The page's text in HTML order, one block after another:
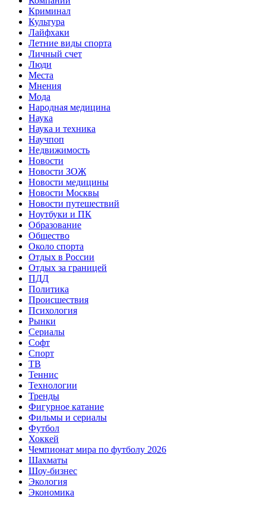
Криминал
Культура
Лайфхаки
Летние виды спорта
Личный счет
Люди
Места
Мнения
Мода
Народная медицина
Наука
Наука и техника
Научпоп
Недвижимость
Новости
Новости ЗОЖ
Новости медицины
Новости Москвы
Новости путешествий
Ноутбуки и ПК
Образование
Общество
Около спорта
Отдых в России
Отдых за границей
ПДД
Политика
Происшествия
Психология
Рынки
Сериалы
Софт
Спорт
ТВ
Теннис
Технологии
Тренды
Фигурное катание
Фильмы и сериалы
Футбол
Хоккей
Чемпионат мира по футболу 2026
Шахматы
Шоу-бизнес
Экология
Экономика